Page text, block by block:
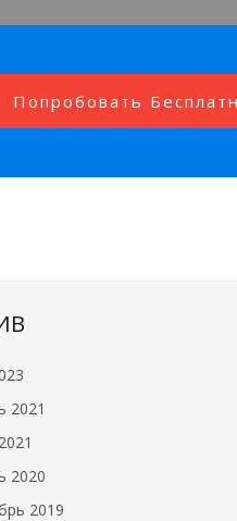
Попробовать
2021
2020
2019